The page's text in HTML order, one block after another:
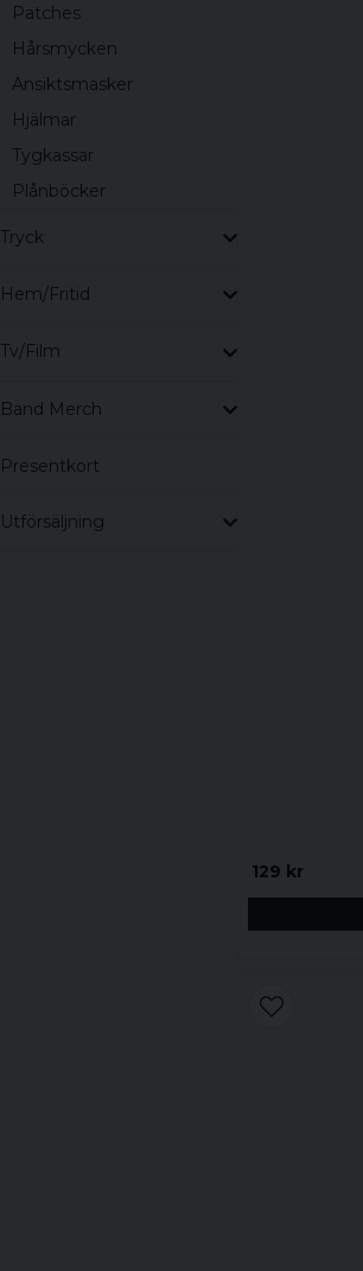
Patches
Hårsmycken
Ansiktsmasker
Hjälmar
Tygkassar
Plånböcker
Tryck
Hem/Fritid
Tv/Film
Band Merch
Presentkort
Utförsäljning
129 kr